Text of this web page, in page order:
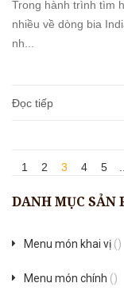
Trong hành trình tìm
nhiều về dòng bia
nh...
Đọc tiếp
1 2 3 4 5
DANH MỤC SẢN
Menu món khai vị ()
Menu món chính ()